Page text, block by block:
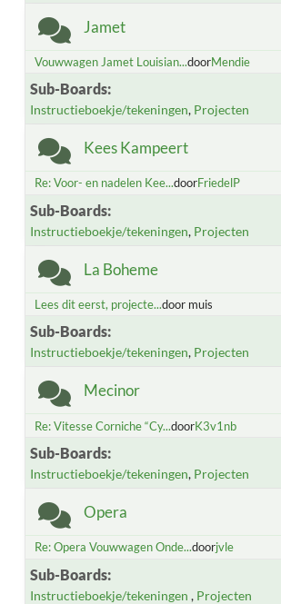
Jamet
Vouwwagen Jamet Louisian...doorMendie
Sub-Boards
Instructieboekje/tekeningen Projecten
Kees Kampeert
Re: Voor- en nadelen Kee...doorFriedelP
Sub-Boards
Instructieboekje/tekeningen Projecten
La Boheme
Lees dit eerst, projecte...door muis
Sub-Boards
Instructieboekje/tekeningen Projecten
Mecinor
Re: Vitesse Corniche “Cy...doorK3v1nb
Sub-Boards
Instructieboekje/tekeningen Projecten
Opera
Re: Opera Vouwwagen Onde...doorjvle
Sub-Boards
Instructieboekje/tekeningen Projecten